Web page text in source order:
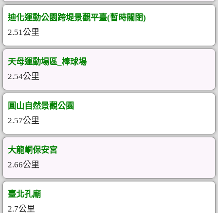
迪化運動公園跨堤景觀平臺(暫時關閉)
2.51公里
天母運動場區_棒球場
2.54公里
圓山自然景觀公園
2.57公里
大龍峒保安宮
2.66公里
臺北孔廟
2.7公里